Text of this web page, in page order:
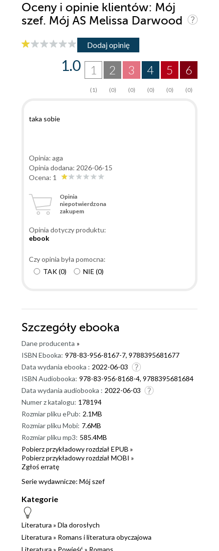
Oceny i opinie klientów: Mój
szef. Mój AS Melissa Darwood
Dodaj opinię
6
(0)
5
(0)
4
(0)
3
(0)
2
(0)
1
(1)
1.0
taka sobie
Opinia: aga
Opinia dodana: 2026-06-15
Ocena: 1
Opinia
niepotwierdzona
zakupem
Opinia dotyczy produktu:
ebook
Czy opinia była pomocna:
TAK(0) NIE (0)
Szczegóły ebooka
Dane producenta »
ISBN Ebooka: 978-83-956-8167-7, 9788395681677
Data wydania ebooka : 2022-06-03
ISBN Audiobooka: 978-83-956-8168-4, 9788395681684
Data wydania audiobooka : 2022-06-03
Numer z katalogu: 178194
Rozmiar pliku ePub: 2.1MB
Rozmiar pliku Mobi: 7.6MB
Rozmiar pliku mp3: 585.4MB
Pobierz przykładowy rozdział EPUB »
Pobierz przykładowy rozdział MOBI »
Zgłoś erratę
Serie wydawnicze: Mój szef
Kategorie
Literatura » Dla dorosłych
Literatura » Romans i literatura obyczajowa
Literatura » Powieść » Romans